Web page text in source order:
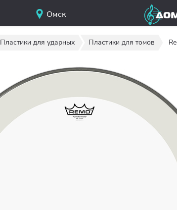
Омск
Пластики для ударных Пластики для томов